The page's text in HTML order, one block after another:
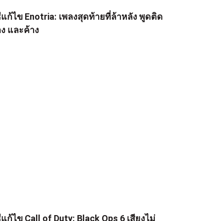
ก้ไข Enotria: เพลงสุดท้ายที่ล้าหลัง พูดติด
และค้าง
ก้ไข Call of Duty: Black Ops 6 เสียงไม่